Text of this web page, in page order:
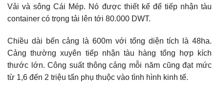
Vải và sông Cái Mép. Nó được thiết kế để tiếp nhận tàu
container có trọng tải lên tới 80.000 DWT.
Chiều dài bến cảng là 600m với tổng diện tích là 48ha.
Cảng thường xuyên tiếp nhận tàu hàng tổng hợp kích
thước lớn. Công suất thông cảng mỗi năm cũng đạt mức
từ 1,6 đến 2 triệu tấn phụ thuộc vào tình hình kinh tế.